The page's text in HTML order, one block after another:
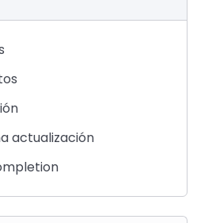
actualización